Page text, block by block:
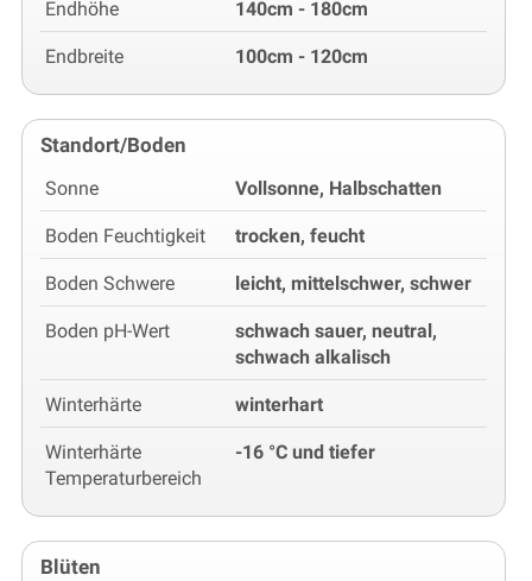
Endhöhe 140cm - 180cm
Endbreite 100cm - 120cm
Standort/Boden
Sonne Vollsonne, Halbschatten
Boden Feuchtigkeit trocken, feucht
Boden Schwere leicht, mittelschwer, schwer
Boden pH-Wert
schwach sauer, neutral,
schwach alkalisch
Winterhärte winterhart
Winterhärte
Temperaturbereich
-16 °C und tiefer
Blüten